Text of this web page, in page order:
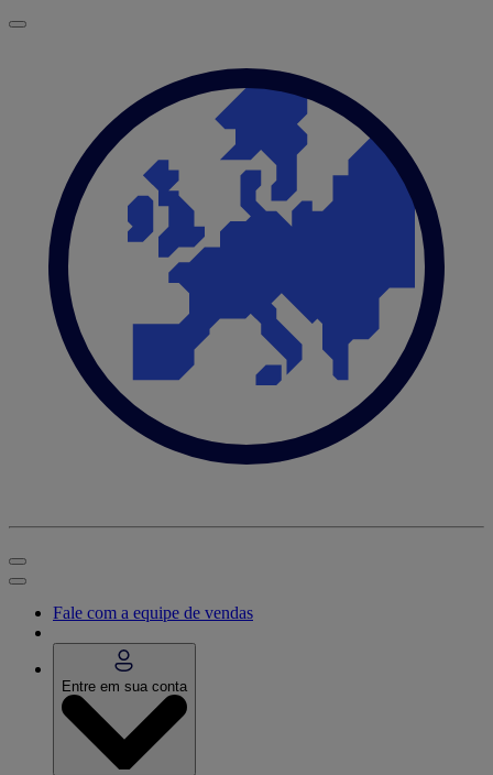
Fale com a equipe de vendas
Entre em sua conta